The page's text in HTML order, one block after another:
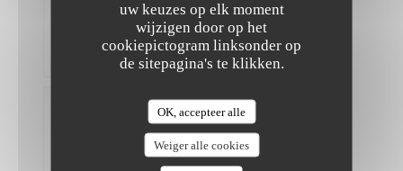
uw keuzes op elk moment
wijzigen door op het
cookiepictogram linksonder op
de sitepagina's te klikken.
OK, accepteer alle
Weiger alle cookies